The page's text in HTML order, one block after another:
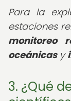
Para la
estaciones
monitoreo
oceánicasy
3. ¿Qué